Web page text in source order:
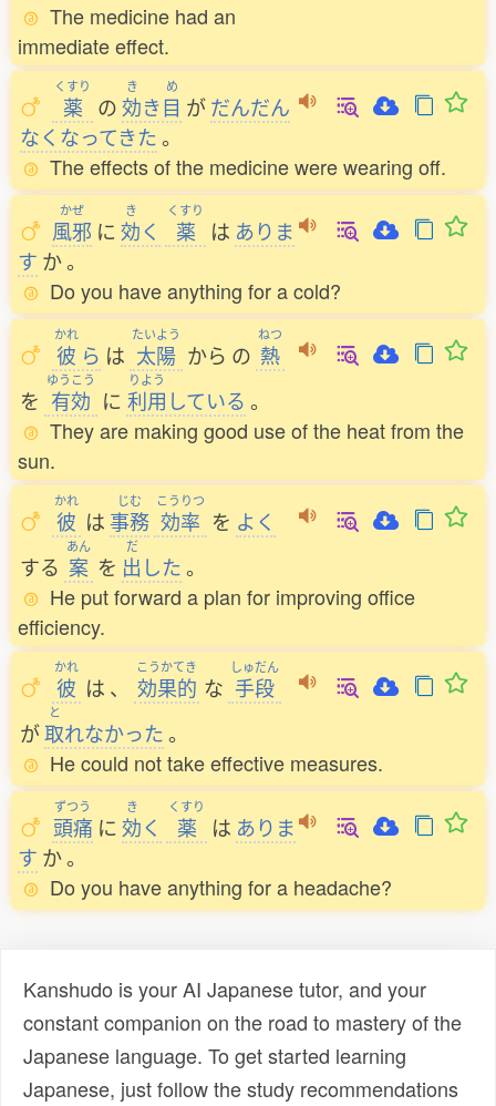
The medicine had an
immediate effect.
くすり
薬 の
き
効き
め
目 がだんだん
なくなってきた。
The effects of the medicine were wearing off.
かぜ
風邪 に
き
効く
くすり
薬 は ありま
す か。
Do you have anything for a cold?
かれ
彼 ら は
たいよう
太陽 から の
ねつ
熱
を
ゆうこう
有効 に
りよう
利用 している 。
They are making good use of the heat from the
sun.
かれ
彼 は
じむ
事務
こうりつ
効率 を よく
する
あん
案 を
だ
出 した。
He put forward a plan for improving office
efficiency.
かれ
彼 は 、
こうかてき
効果的 な
しゅだん
手段
が
と
取れなかった。
He could not take effective measures.
ずつう
頭痛 に
き
効く
くすり
薬 は ありま
す か。
Do you have anything for a headache?
Kanshudo is your AI Japanese tutor, and your
constant companion on the road to mastery of the
Japanese language. To get started learning
Japanese, just follow the study recommendations